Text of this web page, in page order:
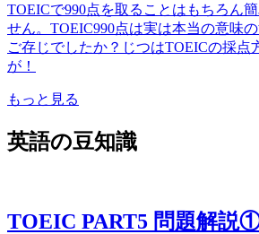
TOEICで990点を取ることはもちろん
せん。TOEIC990点は実は本当の意味
ご存じでしたか？じつはTOEICの採点
が！
もっと見る
英語の豆知識
TOEIC PART5 問題解